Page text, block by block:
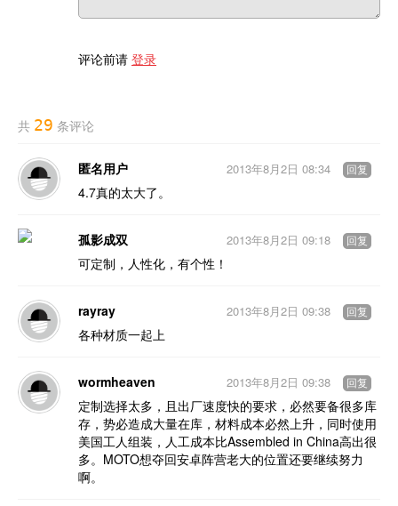
评论前请 登录
共 29 条评论
匿名用户
4.7真的太大了。
2013年8月2日 08:34 回复
孤影成双
可定制，人性化，有个性！
2013年8月2日 09:18 回复
rayray
各种材质一起上
2013年8月2日 09:38 回复
wormheaven
定制选择太多，且出厂速度快的要求，必然要备很多库
存，势必造成大量在库，材料成本必然上升，同时使用
美国工人组装，人工成本比Assembled in China高出很
多。MOTO想夺回安卓阵营老大的位置还要继续努力
啊。
2013年8月2日 09:38 回复